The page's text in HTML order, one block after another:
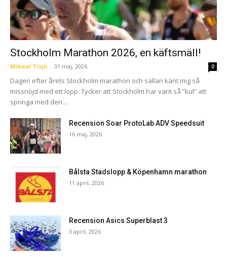
Stockholm Marathon 2026, en käftsmäll!
Mikael Tisjö - 31 maj, 2026 0
Dagen efter årets Stockholm marathon och sällan känt mig så
missnöjd med ett lopp. Tycker att Stockholm har varit så ”kul” att
springa med den...
Recension Soar ProtoLab ADV Speedsuit
16 maj, 2026
Bålsta Stadslopp & Köpenhamn marathon
11 april, 2026
Recension Asics Superblast 3
3 april, 2026